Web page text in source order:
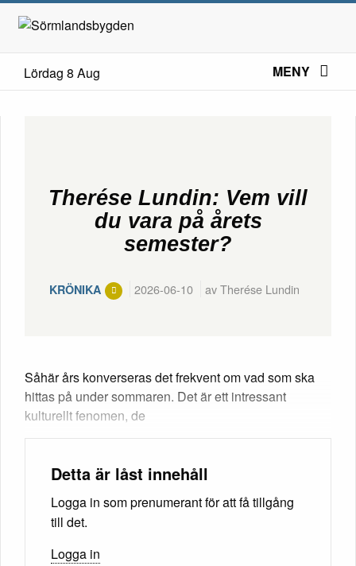
Lördag 8 Aug MENY
Therése Lundin: Vem vill
du vara på årets
semester?
KRÖNIKA 2026-06-10 av Therése Lundin
Såhär års konverseras det frekvent om vad som ska
hittas på under sommaren. Det är ett intressant
kulturellt fenomen, de
Detta är låst innehåll
Logga in som prenumerant för att få tillgång
till det.
Logga in